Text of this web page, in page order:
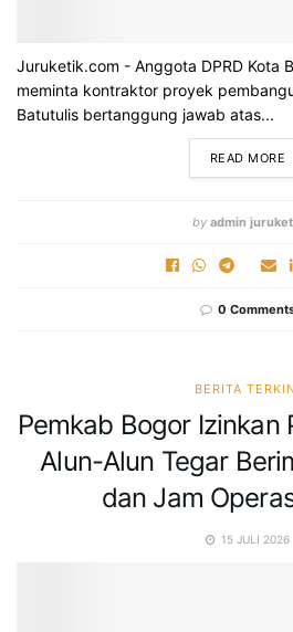
Juruketik.com - Anggota DPRD Kota
meminta kontraktor proyek
Batutulis bertanggung jawab atas...
READ MORE
by admin
0
BERITA
Pemkab Bogor Izinkan
Alun-Alun Tegar
dan Jam
15 JULI 2026